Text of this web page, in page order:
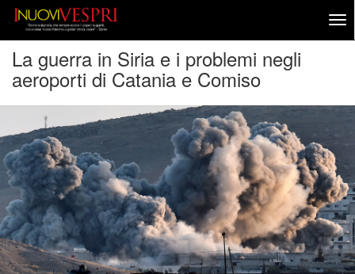
La guerra in Siria e i problemi negli
aeroporti di Catania e Comiso